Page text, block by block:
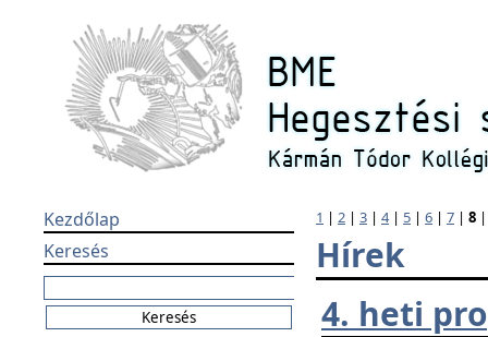
Kezdőlap
Keresés
1 | 2 | 3 | 4| 5 | 6 | 7 | 8
Hírek
4. heti